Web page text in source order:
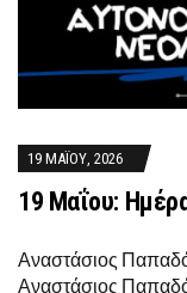
19 ΜΑΪ́ΟΥ, 2026
19 Μαΐου:
Αναστάσιος
Αναστάσιος